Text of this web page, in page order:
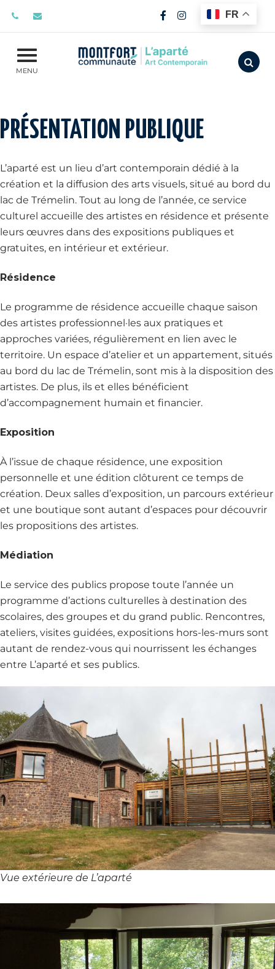
Lien vers le compte
Lien vers le
FR
MENU Aller
PRÉSENTATION PUBLIQUE
L’aparté est un lieu d’art contemporain dédié à la
création et la diffusion des arts visuels, situé au bord du
lac de Trémelin. Tout au long de l’année, ce service
culturel accueille des artistes en résidence et présente
leurs œuvres dans des expositions publiques et
gratuites, en intérieur et extérieur.
Résidence
Le programme de résidence accueille chaque saison
des artistes professionnel·les aux pratiques et
approches variées, régulièrement en lien avec le
territoire. Un espace d’atelier et un appartement, situés
au bord du lac de Trémelin, sont mis à la disposition des
artistes. De plus, ils et elles bénéficient
d’accompagnement humain et financier.
Exposition
À l’issue de chaque résidence, une exposition
personnelle et une édition clôturent ce temps de
création. Deux salles d’exposition, un parcours extérieur
et une boutique sont autant d’espaces pour découvrir
les propositions des artistes.
Médiation
Le service des publics propose toute l’année un
programme d’actions culturelles à destination des
scolaires, des groupes et du grand public. Rencontres,
ateliers, visites guidées, expositions hors-les-murs sont
autant de rendez-vous qui nourrissent les échanges
entre L’aparté et ses publics.
Vue extérieure de L’aparté